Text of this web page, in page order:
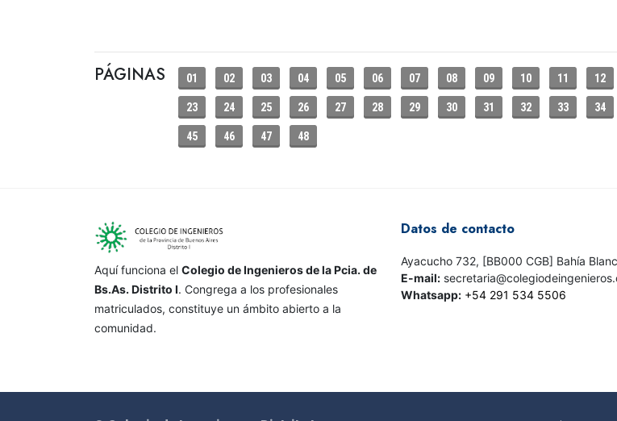
PÁGINAS 01 02 03 04 05 06 07 08 09 10 11 12
23 24 25 26 27 28 29 30 31 32 33 34
45 46 47 48
Aquí funciona el Colegio de Ingenieros de la Pcia. de
Bs.As. Distrito I. Congrega a los profesionales
matriculados, constituye un ámbito abierto a la
comunidad.
Datos de contacto
Ayacucho 732, [BB000 CGB] Bahía
E-mail:
Whatsapp: +54 291 534 5506